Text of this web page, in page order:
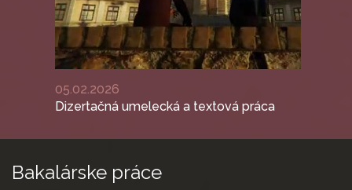
05.02.2026
Dizertačná umelecká a textová práca
Bakalárske práce